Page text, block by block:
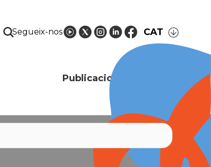
Segueix-nos CAT
Publicacions i recursos